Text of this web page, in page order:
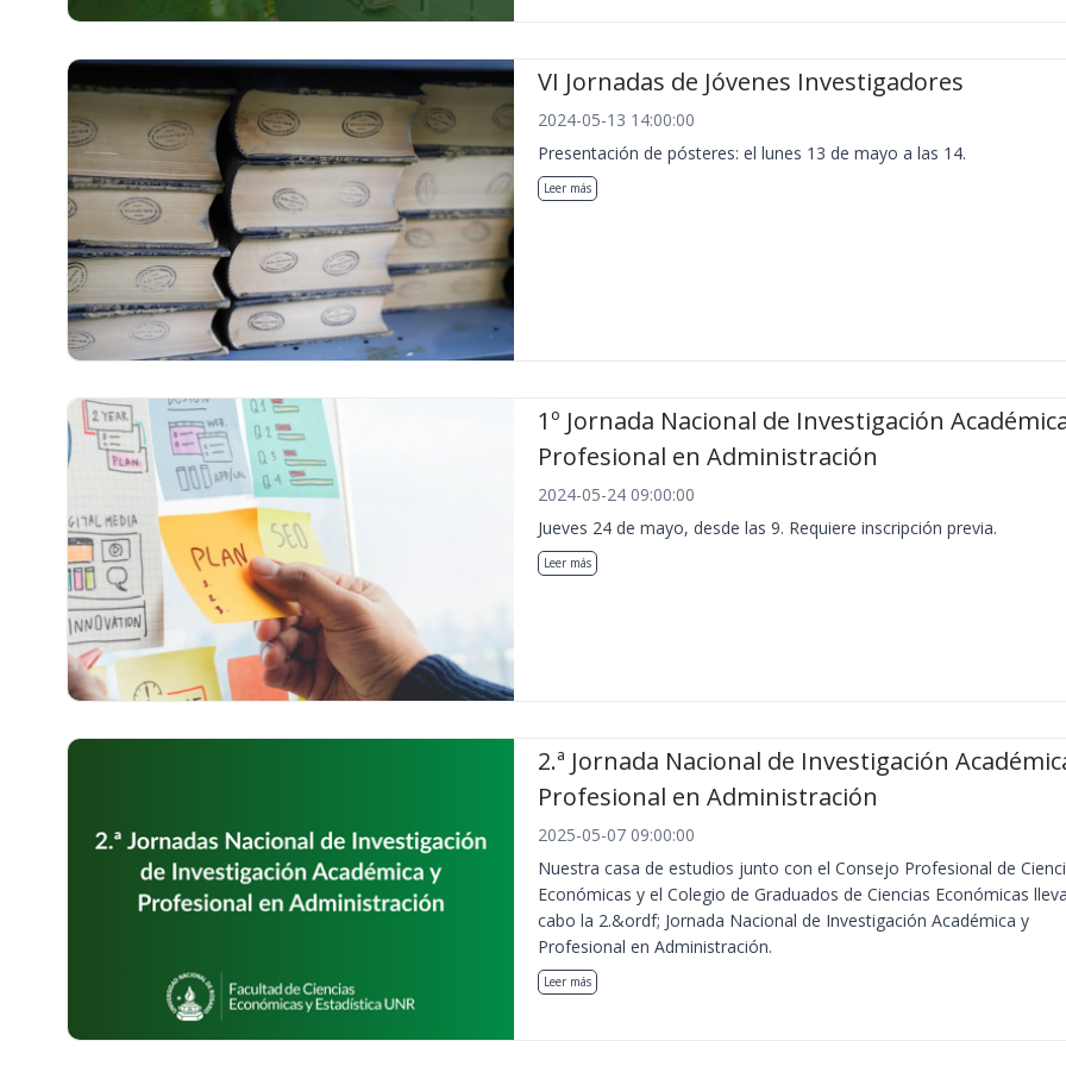
VI Jornadas de Jóvenes Investigadores
2024-05-13 14:00:00
Presentación de pósteres: el lunes 13 de mayo a las 14.
Leer más
1º Jornada Nacional de Investigación
Profesional en Administración
2024-05-24 09:00:00
Jueves 24 de mayo, desde las 9. Requiere inscripción previa.
Leer más
2.ª Jornada Nacional de Investigación
Profesional en Administración
2025-05-07 09:00:00
Nuestra casa de estudios junto con el Consejo Profesional de
Económicas y el Colegio de Graduados de Ciencias Económicas
cabo la 2.&ordf; Jornada Nacional de Investigación Académica y
Profesional en Administración.
Leer más